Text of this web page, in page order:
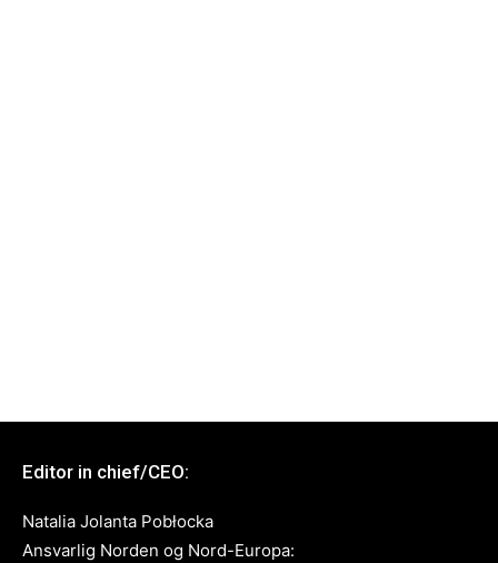
Editor in chief/CEO:
Natalia Jolanta Pobłocka
Ansvarlig Norden og Nord-Europa: